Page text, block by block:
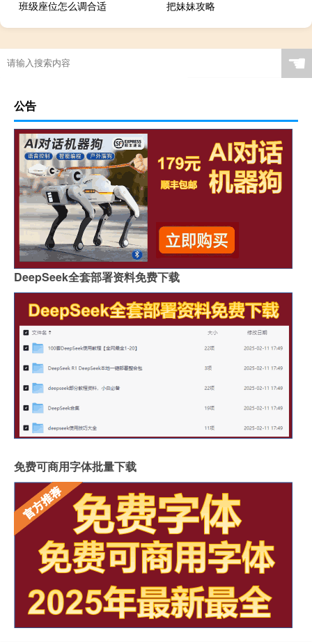
班级座位怎么调合适
把妹妹攻略
☚
公告
DeepSeek全套部署资料免费下载
免费可商用字体批量下载